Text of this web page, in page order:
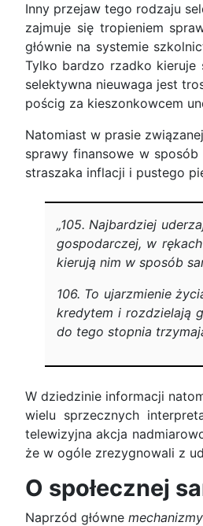
Inny przejaw tego rodzaju
zajmuje się tropieniem
głównie na systemie
Tylko bardzo rzadko kieruje
selektywna nieuwaga jest
pościg za kieszonkowcem
Natomiast w prasie
sprawy finansowe w
straszaka inflacji i pustego
„105. Najbardziej
gospodarczej, w
kierują nim w sposób
106. To ujarzmienie
kredytem i rozdzielają
do tego stopnia
W dziedzinie informacji
wielu sprzecznych
telewizyjna akcja
że w ogóle zrezygnowali z
O społecznej
Naprzód główne